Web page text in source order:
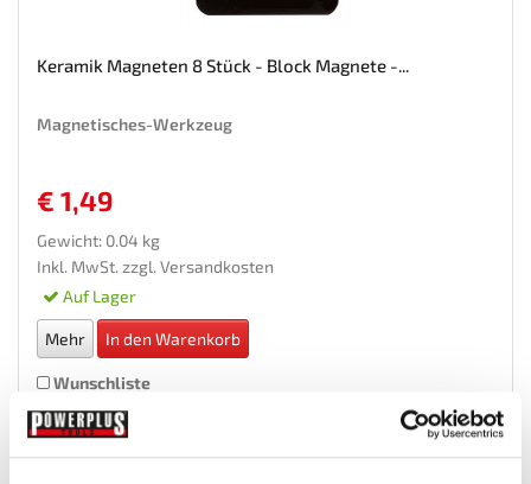
Keramik Magneten 8 Stück - Block Magnete -...
Magnetisches-Werkzeug
€ 1,49
Gewicht: 0.04 kg
Inkl. MwSt. zzgl. Versandkosten
Auf Lager
Mehr In den Warenkorb
Wunschliste